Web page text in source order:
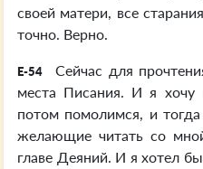
своей матери, все
точно. Верно.
E-54
Сейчас для
места Писания. И я хочу
потом помолимся, и
желающие читать со
главе Деяний. И я хотел